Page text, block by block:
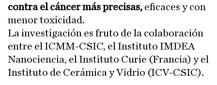
contra el cáncer más precisas, eficaces y con
menor toxicidad.
La investigación es fruto de la colaboración
entre el ICMM-CSIC, el Instituto IMDEA
Nanociencia, el Instituto Curie (Francia) y el
Instituto de Cerámica y Vidrio (ICV-CSIC).